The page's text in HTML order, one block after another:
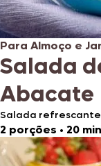
Para Almoço e
Salada
Abacate
Salada refrescante
2 porções • 20